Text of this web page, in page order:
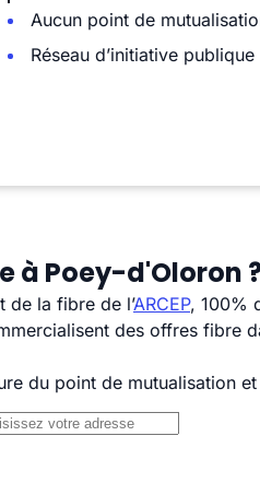
Aucun point de
Réseau d’initiative publique
à Poey-d'Oloron
de la fibre de l’ARCEP, 100%
des offres
du point de mutualisation